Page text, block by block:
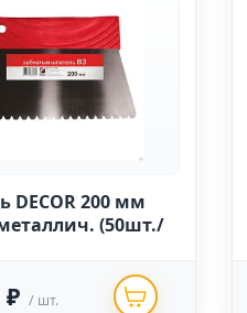
DECOR 200 мм
(50шт./
₽ / шт.